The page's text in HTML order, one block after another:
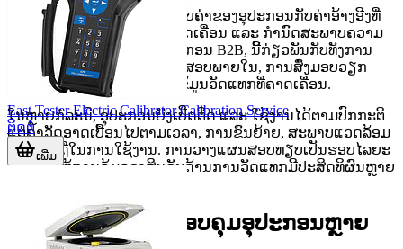
Calibrationແມ່ນການປຽບທຽບຄ່າຂອງອຸປະກອນກັບຄ່າອ້າງອີງທີ່
ເຊື່ອຖືໄດ້ ເພື່ອປະເມີນຄວາມຄາດເຄື່ອນ ແລະ ກຳນົດສະພາບຄວາມ
ພ້ອມໃນການໃຊ້ງານ. ສຳລັບອົງກອນ B2B, ນີ້ກ່ຽວພັນກັບທັງການ
ຄວບຄຸມຄຸນນະພາບ, ການກວດສອບພາຍໃນ, ການສົ່ງມອບວຽກ
ແລະ ການຫຼຸດຄວາມສ່ຽງຈາກຂໍ້ມູນວັດແທກທີ່ຄາດເຄື່ອນ.
ໃນຫຼາຍກໍລະນີ, ອຸປະກອນຍັງເປີດຕິດ ແລະ ໃຊ້ງານໄດ້ຕາມປົກກະຕິ
ແຕ່ຄ່າວັດອາດເບື້ອນໄປຕາມເວລາ, ການຂົນຍ້າຍ, ສະພາບແວດລ້ອມ
ຫຼື ຄວາມຖີ່ໃນການໃຊ້ງານ. ການວາງແຜນສອບທຽບເປັນຮອບໄລຍະ
ຈຶ່ງຊ່ວຍໃຫ້ການຄຸ້ມຄອງສິນຊັບດ້ານການວັດແທກມີປະສິດທິຜົນຫຼາຍ
ຂອບເຂດບໍລິການທີ່ຄອບຄຸມອຸປະກອນຫຼາຍ
East Tester Electric Calibrator Calibration Service
ຕິດຕໍ່
ເພີ່ມ